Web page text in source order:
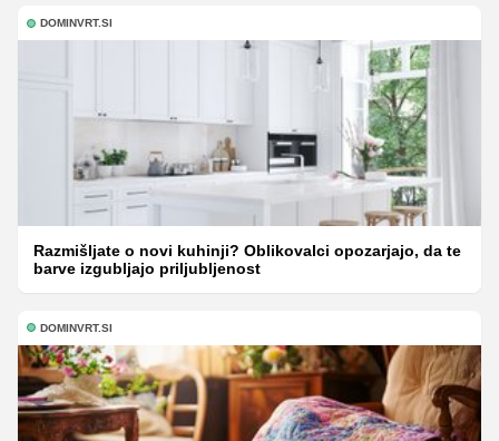
DOMINVRT.SI
Razmišljate o novi kuhinji? Oblikovalci opozarjajo, da te
barve izgubljajo priljubljenost
DOMINVRT.SI